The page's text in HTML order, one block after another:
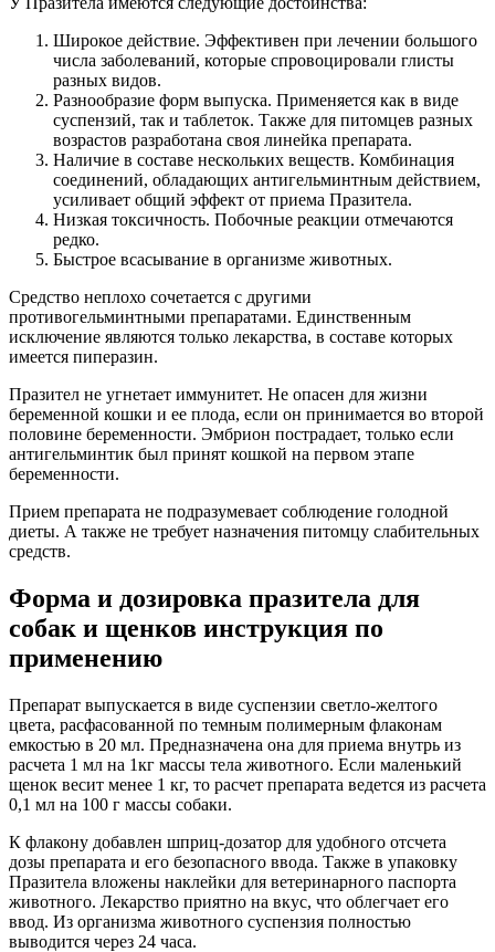
Широкое действие. Эффективен при лечении большого
числа заболеваний, которые спровоцировали глисты
разных видов.
Разнообразие форм выпуска. Применяется как в виде
суспензий, так и таблеток. Также для питомцев разных
возрастов разработана своя линейка препарата.
Наличие в составе нескольких веществ. Комбинация
соединений, обладающих антигельминтным действием,
усиливает общий эффект от приема Празитела.
Низкая токсичность. Побочные реакции отмечаются
редко.
Быстрое всасывание в организме животных.
Средство неплохо сочетается с другими
противогельминтными препаратами. Единственным
исключение являются только лекарства, в составе которых
имеется пиперазин.
Празител не угнетает иммунитет. Не опасен для жизни
беременной кошки и ее плода, если он принимается во второй
половине беременности. Эмбрион пострадает, только если
антигельминтик был принят кошкой на первом этапе
беременности.
Прием препарата не подразумевает соблюдение голодной
диеты. А также не требует назначения питомцу слабительных
средств.
Форма и дозировка празитела для
собак и щенков инструкция по
применению
Препарат выпускается в виде суспензии светло-желтого
цвета, расфасованной по темным полимерным флаконам
емкостью в 20 мл. Предназначена она для приема внутрь из
расчета 1 мл на 1кг массы тела животного. Если маленький
щенок весит менее 1 кг, то расчет препарата ведется из расчета
0,1 мл на 100 г массы собаки.
К флакону добавлен шприц-дозатор для удобного отсчета
дозы препарата и его безопасного ввода. Также в упаковку
Празитела вложены наклейки для ветеринарного паспорта
животного. Лекарство приятно на вкус, что облегчает его
ввод. Из организма животного суспензия полностью
выводится через 24 часа.